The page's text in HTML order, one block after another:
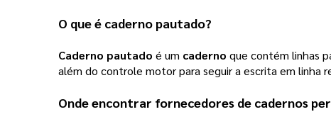
O que é caderno pautado?
Caderno pautado é um caderno que contém linhas
além do controle motor para seguir a escrita em linha
Onde encontrar fornecedores de cadernos